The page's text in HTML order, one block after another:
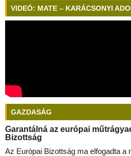
VIDEÓ: MATE – KARÁCSONYI
GAZDASÁG
Garantálná az európai
Bizottság
Az Európai Bizottság ma elfogadta a